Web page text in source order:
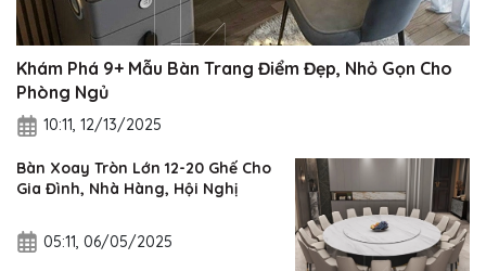
Khám Phá 9+ Mẫu Bàn Trang Điểm Đẹp, Nhỏ Gọn Cho
Phòng Ngủ
10:11, 12/13/2025
Bàn Xoay Tròn Lớn 12-20 Ghế Cho
Gia Đình, Nhà Hàng, Hội Nghị
05:11, 06/05/2025